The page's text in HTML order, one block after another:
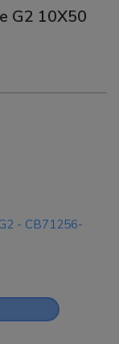
G2 10X50
- CB71256-